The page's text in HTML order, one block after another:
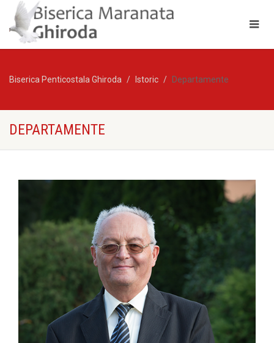
Biserica Penticostala Ghiroda Istoric Departamente
DEPARTAMENTE